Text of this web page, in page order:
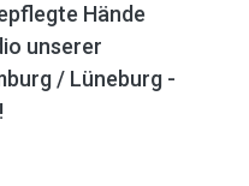
Hände
unserer
/ Lüneburg -